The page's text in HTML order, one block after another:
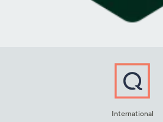
International